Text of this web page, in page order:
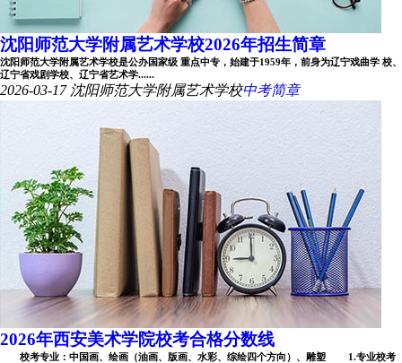
沈阳师范大学附属艺术学校2026年招生简章
沈阳师范大学附属艺术学校是公办国家级 重点中专，始建于1959年，前身为辽宁戏曲学 校、
辽宁省戏剧学校、辽宁省艺术学......
2026-03-17 沈阳师范大学附属艺术学校中考简章
2026年西安美术学院校考合格分数线
校考专业：中国画、绘画（油画、版画、水彩、综绘四个方向）、雕塑 1.专业校考